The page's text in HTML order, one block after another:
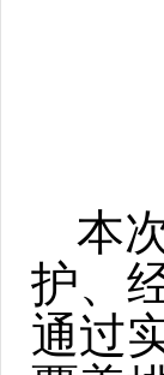
本
护、
通过